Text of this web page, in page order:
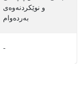
و نوێکردنەوەی
بەردەوام
-